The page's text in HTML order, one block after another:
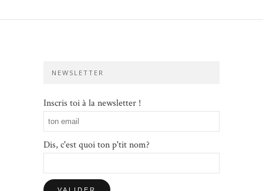
NEWSLETTER
Inscris toi à la newsletter !
Dis, c'est quoi ton p'tit nom?